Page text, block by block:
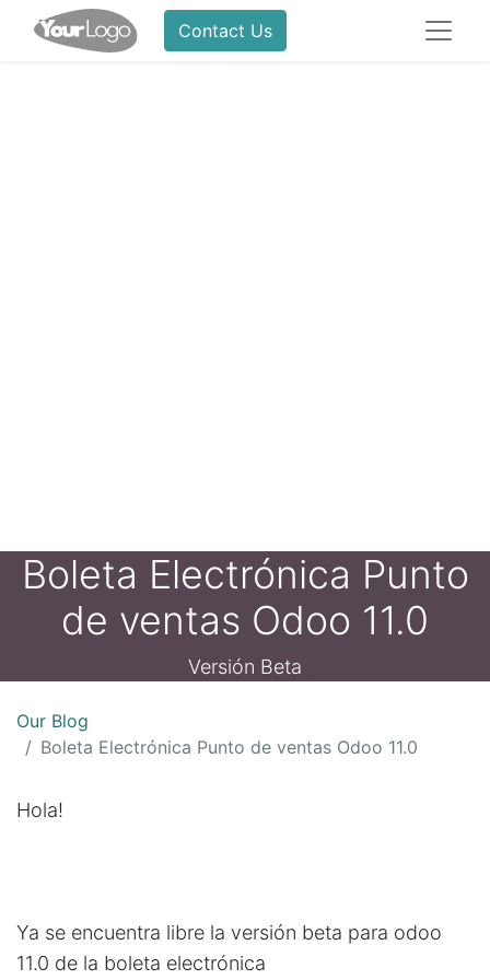
Contact Us
Boleta Electrónica Punto
de ventas Odoo 11.0
Versión Beta
Our Blog
Boleta Electrónica Punto de ventas Odoo 11.0
Hola!
Ya se encuentra libre la versión beta para odoo
11.0 de la boleta electrónica